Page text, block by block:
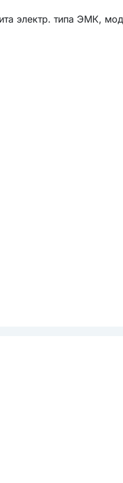
электр. типа ЭМК,